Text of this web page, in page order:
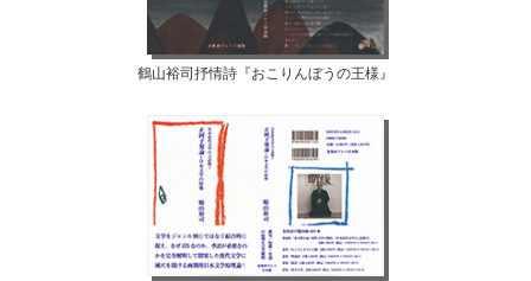
鶴山裕司抒情詩『おこりんぼうの王様』